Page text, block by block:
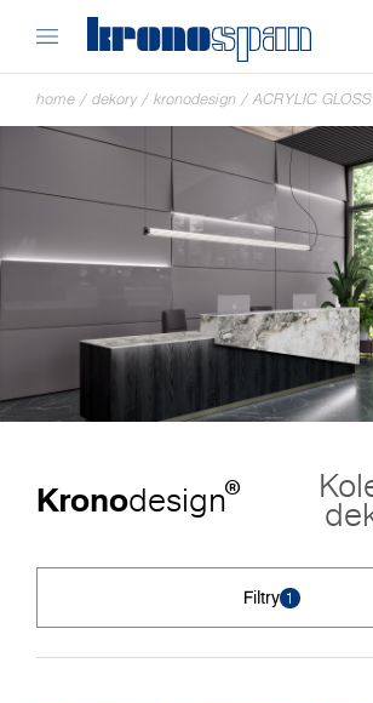
home / dekory / kronodesign /ACRYLIC GLOSS
Kronodesign®
Filtry 1